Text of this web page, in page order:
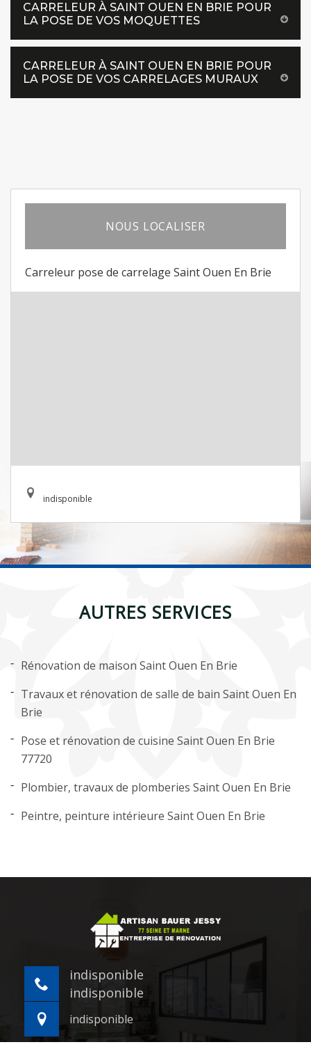
CARRELEUR À SAINT OUEN EN BRIE POUR
LA POSE DE VOS MOQUETTES
CARRELEUR À SAINT OUEN EN BRIE POUR
LA POSE DE VOS CARRELAGES MURAUX
NOUS LOCALISER
Carreleur pose de carrelage Saint Ouen En Brie
indisponible
AUTRES SERVICES
Rénovation de maison Saint Ouen En Brie
Travaux et rénovation de salle de bain Saint Ouen En
Brie
Pose et rénovation de cuisine Saint Ouen En Brie
77720
Plombier, travaux de plomberies Saint Ouen En Brie
Peintre, peinture intérieure Saint Ouen En Brie
indisponible
indisponible
indisponible